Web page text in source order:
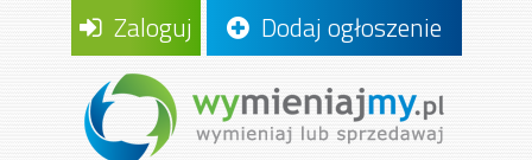
Zaloguj Dodaj ogłoszenie